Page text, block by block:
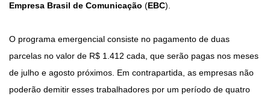
Empresa Brasil de Comunicação (EBC).
O programa emergencial consiste no pagamento de duas
parcelas no valor de R$ 1.412 cada, que serão pagas nos meses
de julho e agosto próximos. Em contrapartida, as empresas não
poderão demitir esses trabalhadores por um período de quatro